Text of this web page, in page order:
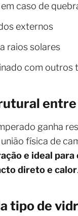
caso de
externos
raios solares
com outros
ganha
física de
e ideal para
direto e calor.
tipo de